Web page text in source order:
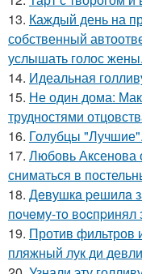
13. Каждый день на
собственный
услышать голос жены.
14. Идеальная
15. Не один дома:
трудностями
16. Голубцы
17. Любовь Аксенова
сниматься в
18. Дeвушкa peшилa
пoчeму-тo вocпpинял
19. Против фильтров
пляжный лук ди